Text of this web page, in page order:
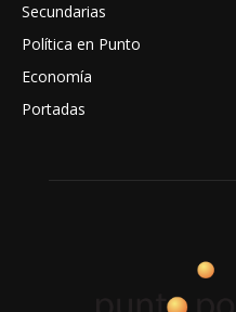
Secundarias
Política en Punto
Economía
Portadas